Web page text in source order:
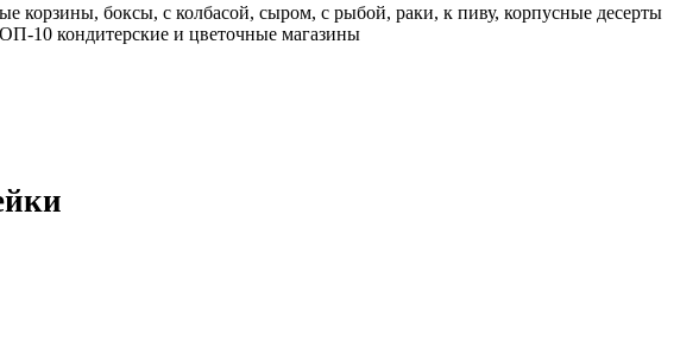
корзины, боксы, с колбасой, сыром, с рыбой, раки, к пиву, корпусные десерты
10 кондитерские и цветочные магазины